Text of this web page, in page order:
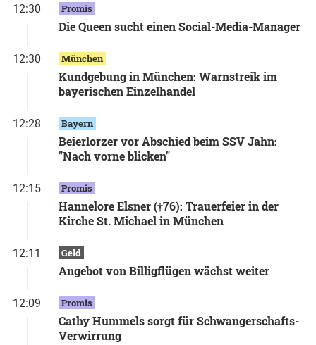
12:30 Promis
Die Queen sucht einen Social-Media-Manager
12:30 München
Kundgebung in München: Warnstreik im
bayerischen Einzelhandel
12:28 Bayern
Beierlorzer vor Abschied beim SSV Jahn:
"Nach vorne blicken"
12:15 Promis
Hannelore Elsner (†76): Trauerfeier in der
Kirche St. Michael in München
12:11 Geld
Angebot von Billigflügen wächst weiter
12:09 Promis
Cathy Hummels sorgt für Schwangerschafts-
Verwirrung